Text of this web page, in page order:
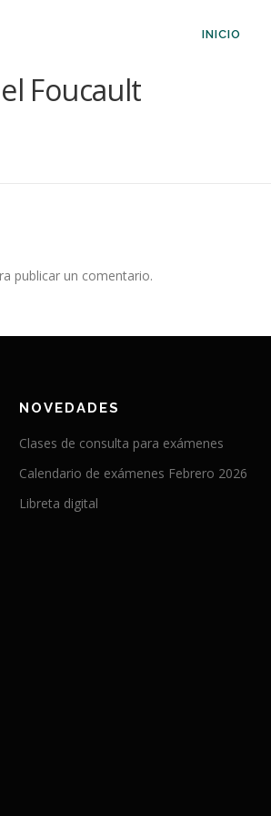
INICIO
Foucault
publicar un comentario.
NOVEDADES
Clases de consulta para exámenes
Calendario de exámenes Febrero 2026
Libreta digital